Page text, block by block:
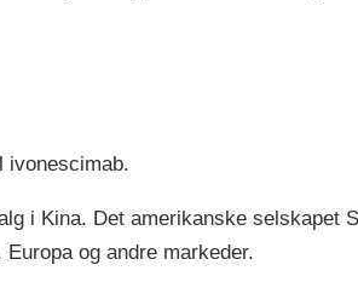
ivonescimab.
i Kina. Det amerikanske selskapet
og andre markeder.